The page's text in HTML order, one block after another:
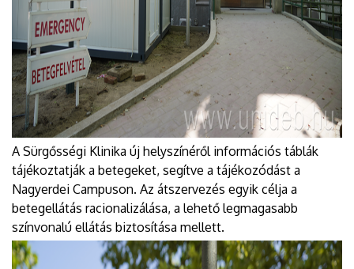
A Sürgősségi Klinika új helyszínéről információs táblák
tájékoztatják a betegeket, segítve a tájékozódást a
Nagyerdei Campuson. Az átszervezés egyik célja a
betegellátás racionalizálása, a lehető legmagasabb
színvonalú ellátás biztosítása mellett.